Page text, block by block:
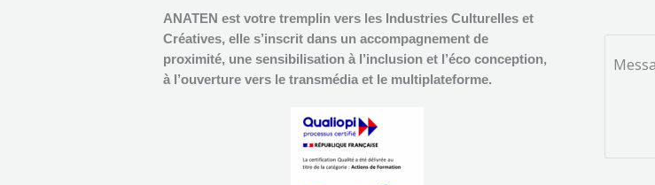
+
ANATEN est votre tremplin vers les Industries Culturelles et
Créatives, elle s’inscrit dans un accompagnement de
proximité, une sensibilisation à l’inclusion et l’éco conception,
à l’ouverture vers le transmédia et le multiplateforme.